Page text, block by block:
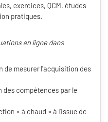
exercices, QCM, études
pratiques.
en ligne dans
de mesurer l'acquisition des
compétences par le
« à chaud » à l'issue de